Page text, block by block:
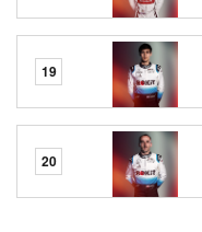
19
20